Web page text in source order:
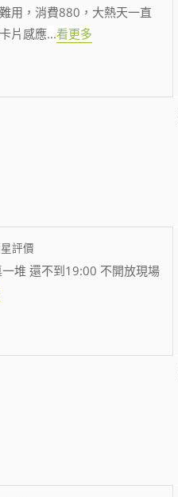
用，消費880，大熱天一直
片感應...看更多
評價
堆 還不到19:00 不開放現場